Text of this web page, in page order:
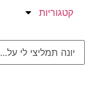
קטגוריות